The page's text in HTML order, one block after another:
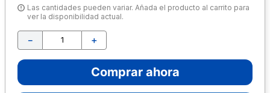
Las cantidades pueden variar. Añada el producto al carrito para
ver la disponibilidad actual.
＋
－
Comprar ahora
9.
lapiz
10. escritorio